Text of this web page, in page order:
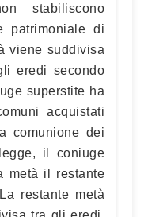
stabiliscono
patrimoniale di
viene suddivisa
eredi secondo
superstite ha
acquistati
comunione dei
il coniuge
metà il restante
restante metà